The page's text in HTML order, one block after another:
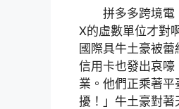
拼多多跨境電
X的虛數單位才對
國際具牛土豪被
信用卡也發出哀
業。他們正乘著平
擾！」牛土豪對